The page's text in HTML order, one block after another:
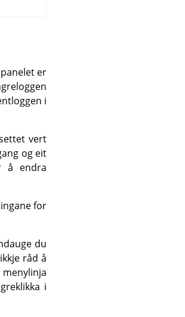
er
i
vert
og eit
å endra
for
du
råd å
i